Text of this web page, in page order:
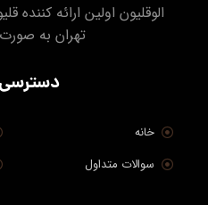
الوقلیون اولین ارائه کننده
تهران به
خانه
سوالات متداول